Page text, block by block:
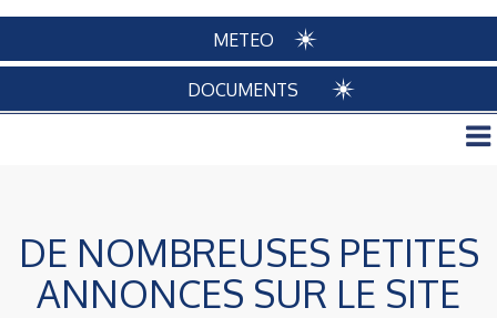
METEO
DOCUMENTS
DE NOMBREUSES PETITES
ANNONCES SUR LE SITE